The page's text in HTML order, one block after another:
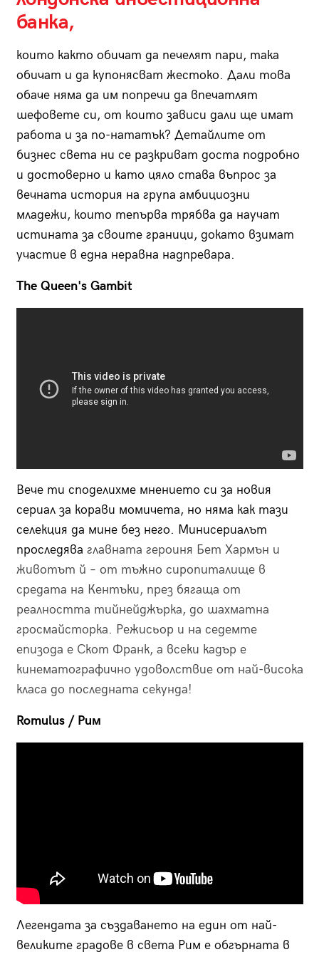
банка,
които както обичат да печелят пари, така
обичат и да купонясват жестоко. Дали това
обаче няма да им попречи да впечатлят
шефовете си, от които зависи дали ще имат
работа и за по-нататък? Детайлите от
бизнес света ни се разкриват доста подробно
и достоверно и като цяло става въпрос за
вечната история на група амбициозни
младежи, които тепърва трябва да научат
истината за своите граници, докато взимат
участие в една неравна надпревара.
The Queen's Gambit
Вече ти споделихме мнението си за новия
сериал за корави момичета, но няма как тази
селекция да мине без него. Минисериалът
проследява главната героиня Бет Хармън и
животът й – от тъжно сиропиталище в
средата на Кентъки, през бягаща от
реалността тийнейджърка, до шахматна
гросмайсторка. Режисьор и на седемте
епизода е Скот Франк, а всеки кадър е
кинематографично удоволствие от най-висока
класа до последната секунда!
Romulus / Рим
Легендата за създаването на един от най-
великите градове в света Рим е обгърната в